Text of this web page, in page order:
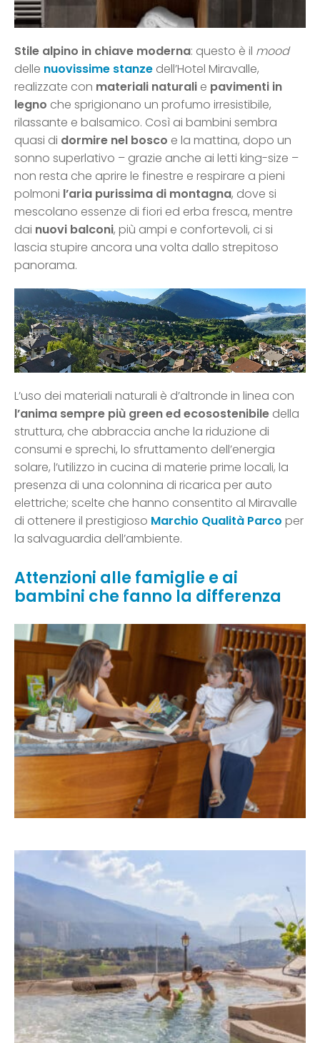
Stile alpino in chiave moderna: questo è il mood
delle nuovissime stanze dell’Hotel Miravalle,
realizzate con materiali naturali e pavimenti in
legno che sprigionano un profumo irresistibile,
rilassante e balsamico. Così ai bambini sembra
quasi di dormire nel bosco e la mattina, dopo un
sonno superlativo – grazie anche ai letti king-size –
non resta che aprire le finestre e respirare a pieni
polmoni l’aria purissima di montagna, dove si
mescolano essenze di fiori ed erba fresca, mentre
dai nuovi balconi, più ampi e confortevoli, ci si
lascia stupire ancora una volta dallo strepitoso
panorama.
L’uso dei materiali naturali è d’altronde in linea con
l’anima sempre più green ed ecosostenibile della
struttura, che abbraccia anche la riduzione di
consumi e sprechi, lo sfruttamento dell’energia
solare, l’utilizzo in cucina di materie prime locali, la
presenza di una colonnina di ricarica per auto
elettriche; scelte che hanno consentito al Miravalle
di ottenere il prestigioso Marchio Qualità Parco per
la salvaguardia dell’ambiente.
Attenzioni alle famiglie e ai
bambini che fanno la differenza